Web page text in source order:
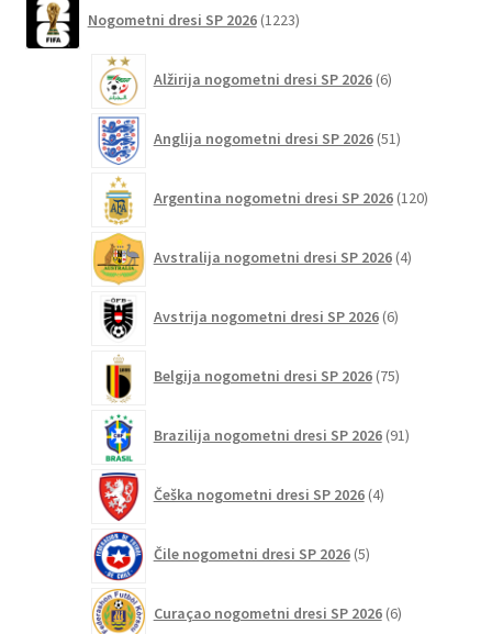
Nogometni dresi SP 2026 1223izdelkov
Alžirija nogometni dresi SP 2026 6izdelkov
Anglija nogometni dresi SP 2026 51izdelkov
Argentina nogometni dresi SP 2026 120izdelkov
Avstralija nogometni dresi SP 2026 4izdelki
Avstrija nogometni dresi SP 2026 6izdelkov
Belgija nogometni dresi SP 2026 75izdelkov
Brazilija nogometni dresi SP 2026 91izdelkov
Češka nogometni dresi SP 2026 4izdelki
Čile nogometni dresi SP 2026 5izdelkov
Curaçao nogometni dresi SP 2026 6izdelkov